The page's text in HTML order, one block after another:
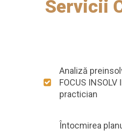
Servicii
Analiză
FOCUS INSOLV
practician
Întocmirea